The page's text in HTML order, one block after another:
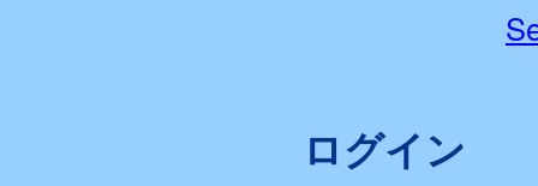
ログイン